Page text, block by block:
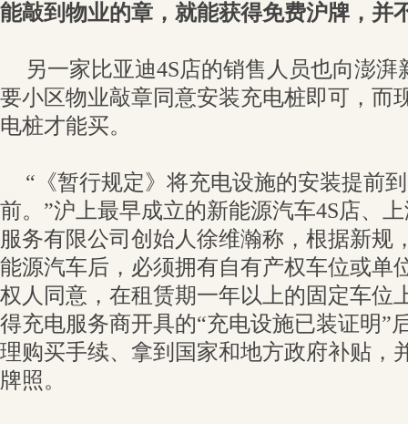
能敲到物业的章，就能获得免费沪牌，并
另一家比亚迪4S店的销售人员也向澎
要小区物业敲章同意安装充电桩即可，而
电桩才能买。
“《暂行规定》将充电设施的安装提前
前。”沪上最早成立的新能源汽车4S店、
服务有限公司创始人徐维瀚称，根据新规
能源汽车后，必须拥有自有产权车位或单
权人同意，在租赁期一年以上的固定车位
得充电服务商开具的“充电设施已装证明”
理购买手续、拿到国家和地方政府补贴，
牌照。